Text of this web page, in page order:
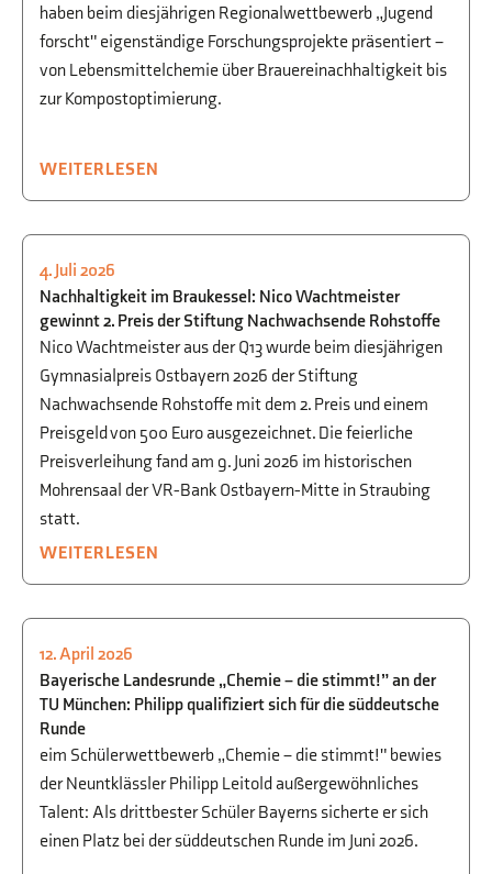
haben beim diesjährigen Regionalwettbewerb „Jugend
forscht" eigenständige Forschungsprojekte präsentiert –
von Lebensmittelchemie über Brauereinachhaltigkeit bis
zur Kompostoptimierung.
WEITERLESEN
BEGABTENFÖRDERUNG
4. Juli 2026
Nachhaltigkeit im Braukessel: Nico Wachtmeister
gewinnt 2. Preis der Stiftung Nachwachsende Rohstoffe
Nico Wachtmeister aus der Q13 wurde beim diesjährigen
Gymnasialpreis Ostbayern 2026 der Stiftung
Nachwachsende Rohstoffe mit dem 2. Preis und einem
Preisgeld von 500 Euro ausgezeichnet. Die feierliche
Preisverleihung fand am 9. Juni 2026 im historischen
Mohrensaal der VR-Bank Ostbayern-Mitte in Straubing
statt.
WEITERLESEN
BEGABTENFÖRDERUNG
12. April 2026
Bayerische Landesrunde „Chemie – die stimmt!” an der
TU München: Philipp qualifiziert sich für die süddeutsche
Runde
eim Schülerwettbewerb „Chemie – die stimmt!" bewies
der Neuntklässler Philipp Leitold außergewöhnliches
Talent: Als drittbester Schüler Bayerns sicherte er sich
einen Platz bei der süddeutschen Runde im Juni 2026.